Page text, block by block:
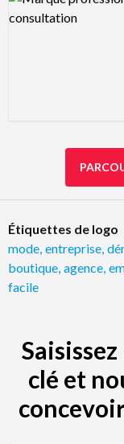
Étiquettes de logo
mode entreprise
boutique agence
facile
clé et